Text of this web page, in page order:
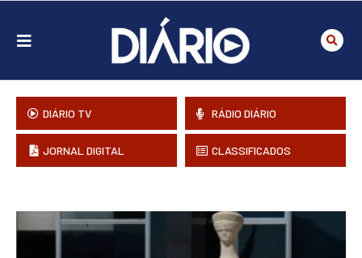
DIÁRIO TV RÁDIO DIÁRIO
JORNAL DIGITAL CLASSIFICADOS